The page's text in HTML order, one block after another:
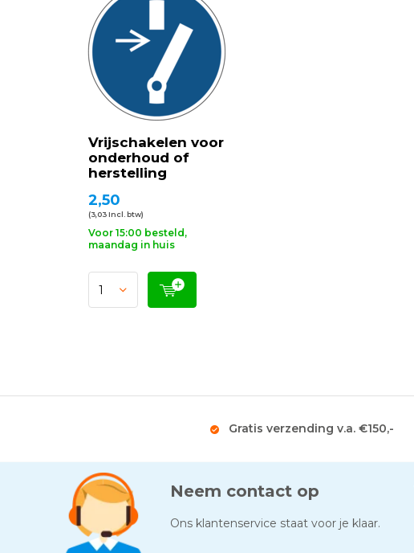
Vrijschakelen voor
onderhoud of
herstelling
2,50
(3,03 Incl. btw)
Voor 15:00 besteld,
maandag in huis
Gratis verzending v.a. €150,-
Neem contact op
Ons klantenservice staat voor je klaar.